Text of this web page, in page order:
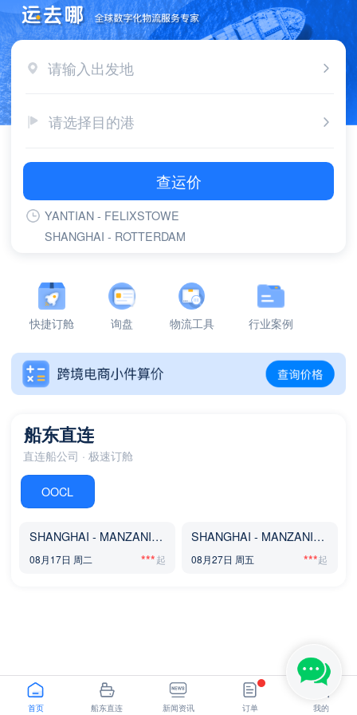
请输入出发地
请选择目的港
查运价
YANTIAN - FELIXSTOWE
SHANGHAI - ROTTERDAM
YANTIAN - LONG BEACH,CA
YANTIAN - LOS ANGELES,CA
SHANGHAI - LOS ANGELES,CA
NINGBO - GDANSK
快捷订舱 询盘 物流工具 行业案例
船东直连
直连船公司 · 极速订舱
OOCL
SHANGHAI - MANZANILLO
08月17日 周二 ***
SHANGHAI - MANZANILLO
08月27日 周五 ***
首页 船东直连 新闻资讯 订单 我的